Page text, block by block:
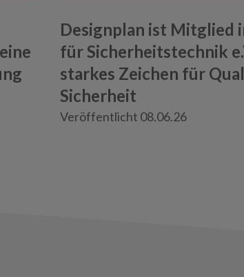
Designplan ist Mitglied
für Sicherheitstechnik
starkes Zeichen für
Sicherheit
Veröffentlicht 08.06.26
Haft und Gewahrsam
Psychiatrie und Maßregelvollzug